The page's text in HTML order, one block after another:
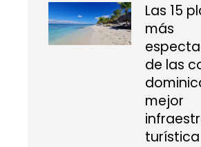
Las 15
más
de las
mejor
turística